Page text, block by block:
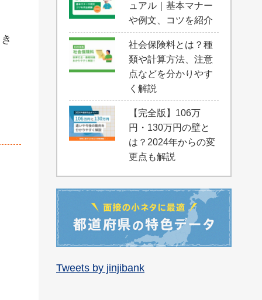
ュアル｜基本マナー
や例文、コツを紹介
社会保険料とは？種
類や計算方法、注意
点などを分かりやす
く解説
【完全版】106万
円・130万円の壁と
は？2024年からの変
更点も解説
Tweets by jinjibank